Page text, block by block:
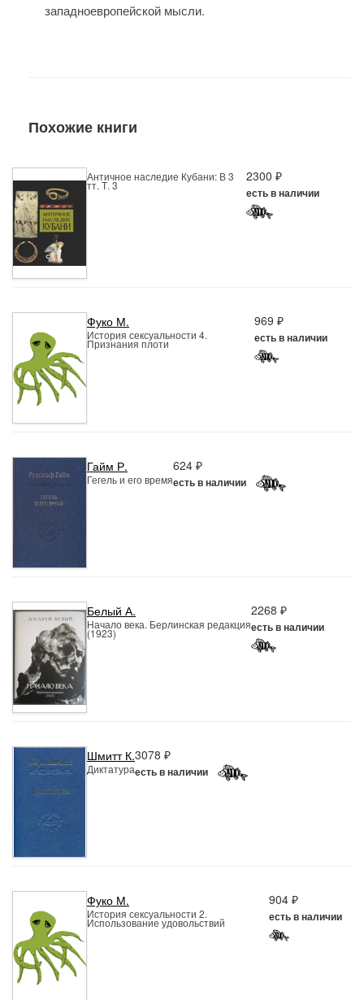
западноевропейской мысли.
Похожие книги
Античное наследие Кубани: В 3
тт. Т. 3
2300 ₽
есть в наличии
Фуко М.
История сексуальности 4.
Признания плоти
969 ₽
есть в наличии
Гайм Р.
Гегель и его время
624 ₽
есть в наличии
Белый А.
Начало века. Берлинская редакция
(1923)
2268 ₽
есть в наличии
Шмитт К.
Диктатура
3078 ₽
есть в наличии
Фуко М.
История сексуальности 2.
Использование удовольствий
904 ₽
есть в наличии